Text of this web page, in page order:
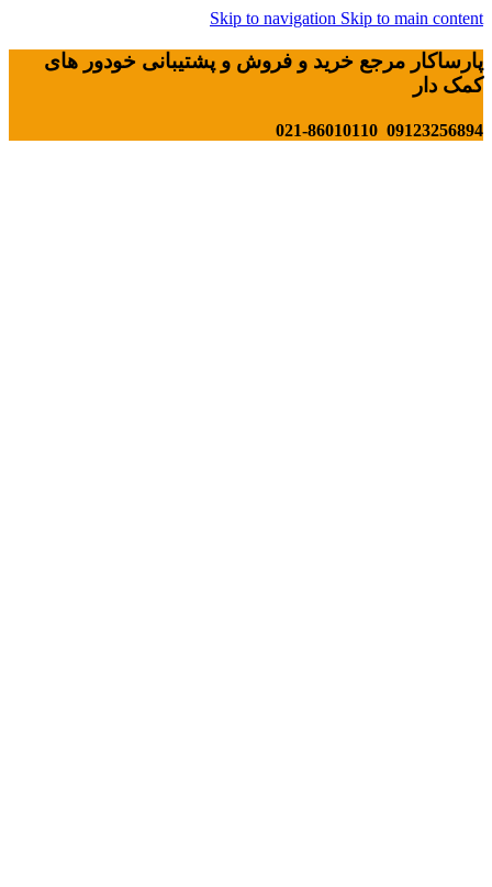
Skip to navigation Skip to main content
پارساکار مرجع خرید و فروش و پشتیبانی خودور های
کمک دار
09123256894 021-86010110